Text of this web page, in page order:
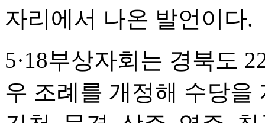
자리에서 나온 발언이다.
5·18부상자회는 경북도
우 조례를 개정해 수당을